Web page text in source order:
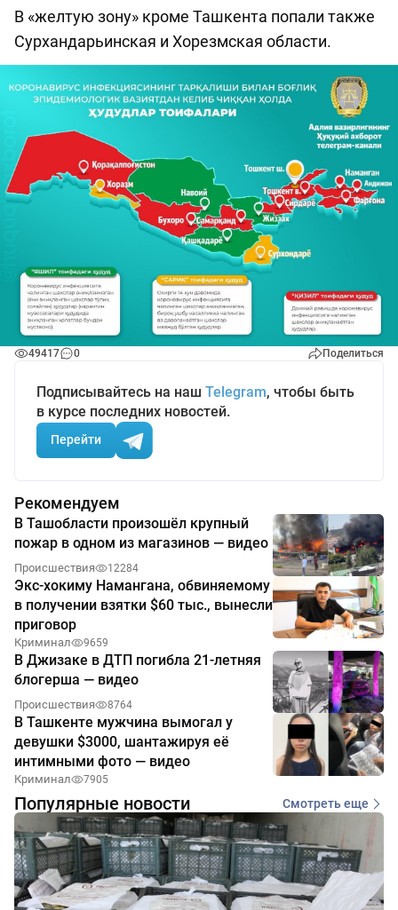
В «желтую зону» кроме Ташкента попали также
Сурхандарьинская и Хорезмская области.
49417 0 Поделиться
Подписывайтесь на наш Telegram, чтобы быть
в курсе последних новостей.
Перейти
Рекомендуем
В Ташобласти произошёл крупный
пожар в одном из магазинов — видео
Происшествия 12284
Экс-хокиму Намангана, обвиняемому
в получении взятки $60 тыс., вынесли
приговор
Криминал 9659
В Джизаке в ДТП погибла 21-летняя
блогерша — видео
Происшествия 8764
В Ташкенте мужчина вымогал у
девушки $3000, шантажируя её
интимными фото — видео
Криминал 7905
Популярные новости Смотреть еще